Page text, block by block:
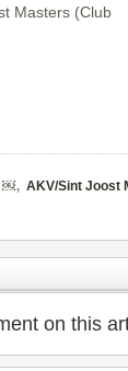
Masters (Club
￼, AKV/Sint Joost
on this